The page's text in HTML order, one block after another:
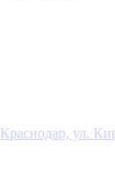
Краснодар, ул.